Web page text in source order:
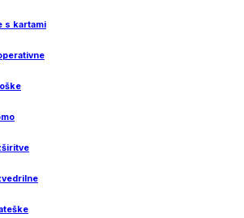
s kartami